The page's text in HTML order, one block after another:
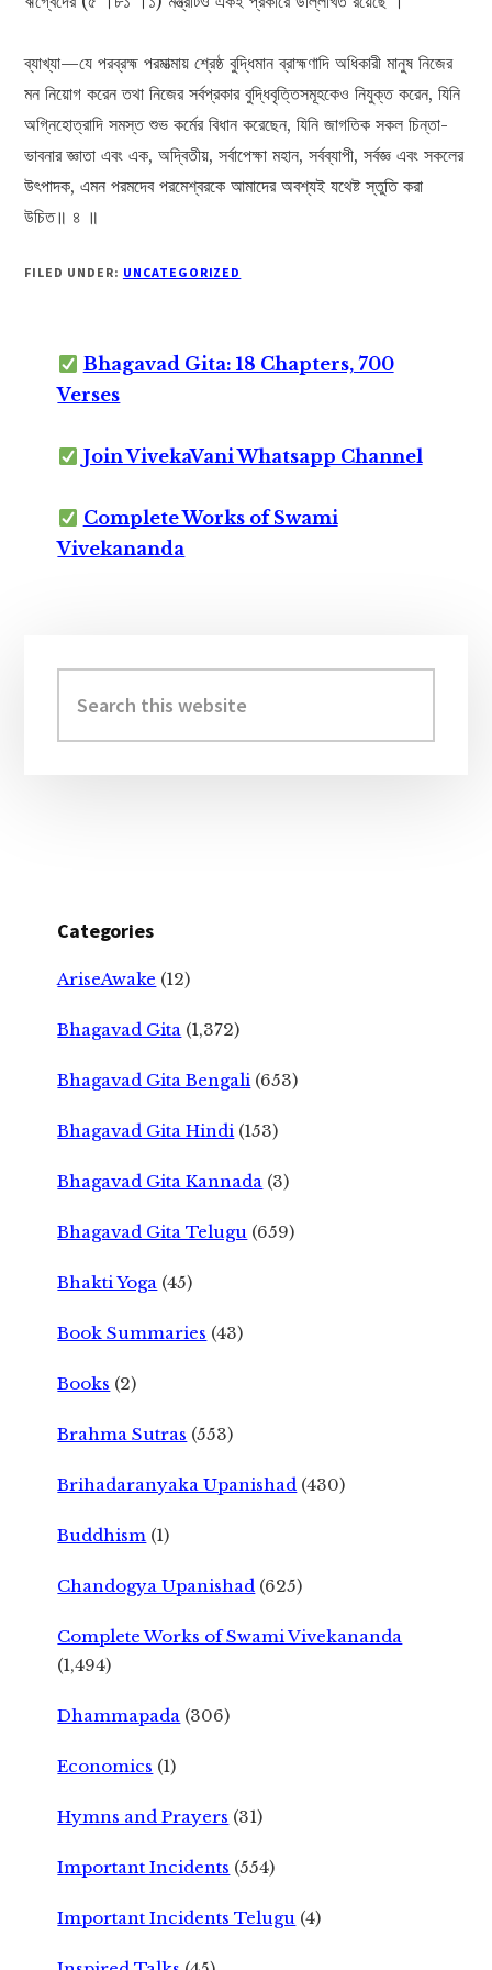
ব্যাখ্যা—যে পরব্রহ্ম পরমাত্মায় শ্রেষ্ঠ বুদ্ধিমান ব্রাহ্মণাদি অধিকারী মানুষ নিজের
মন নিয়োগ করেন তথা নিজের সর্বপ্রকার বুদ্ধিবৃত্তিসমূহকেও নিযুক্ত করেন, যিনি
অগ্নিহোত্রাদি সমস্ত শুভ কর্মের বিধান করেছেন, যিনি জাগতিক সকল চিন্তা-
ভাবনার জ্ঞাতা এবং এক, অদ্বিতীয়, সর্বাপেক্ষা মহান, সর্বব্যাপী, সর্বজ্ঞ এবং সকলের
উৎপাদক, এমন পরমদেব পরমেশ্বরকে আমাদের অবশ্যই যথেষ্ট স্তুতি করা
উচিত॥ ৪ ॥
FILED UNDER: UNCATEGORIZED
Bhagavad Gita: 18 Chapters, 700
Verses
Join VivekaVani Whatsapp Channel
Complete Works of Swami
Vivekananda
Sidebar
this
website
Categories
AriseAwake (12)
Bhagavad Gita (1,372)
Bhagavad Gita Bengali (653)
Bhagavad Gita Hindi (153)
Bhagavad Gita Kannada (3)
Bhagavad Gita Telugu (659)
Bhakti Yoga (45)
Book Summaries (43)
Books (2)
Brahma Sutras (553)
Brihadaranyaka Upanishad (430)
Buddhism (1)
Chandogya Upanishad (625)
Complete Works of Swami Vivekananda
(1,494)
Dhammapada (306)
Economics (1)
Hymns and Prayers (31)
Important Incidents (554)
Important Incidents Telugu (4)